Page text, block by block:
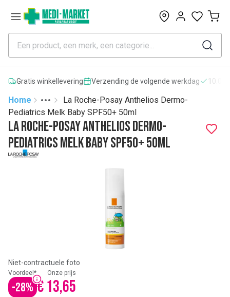
0
Gratis winkellevering Verzending de volgende werkdag
Home
More
Toggle menu
La Roche-Posay Anthelios Dermo-
Pediatrics Melk Baby SPF50+ 50ml
La Roche-Posay Anthelios Dermo-
Pediatrics Melk Baby SPF50+ 50ml
Niet-contractuele foto
Voordeel*
-28%
Onze prijs
€ 13,65